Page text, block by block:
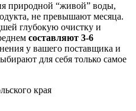
природной “живой” воды,
не превышают месяца.
глубокую очистку и
составляют 3-6
у вашего поставщика и
для себя только самое
края